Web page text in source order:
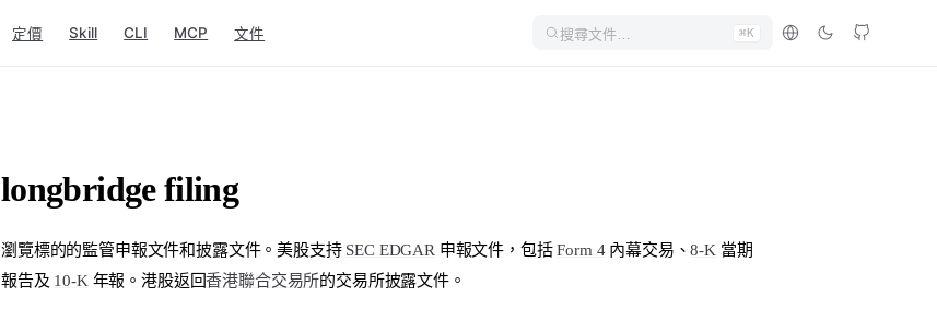
定價 Skill CLI MCP 文件 搜尋文件… ⌘K
longbridge filing
瀏覽標的的監管申報文件和披露文件。美股支持 SEC EDGAR 申報文件，包括Form 4內幕交易、8-K 當期
報告及 10-K 年報。港股返回香港聯合交易所的交易所披露文件。